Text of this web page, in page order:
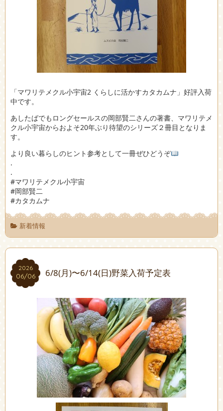
「マワリテメクル小宇宙2 くらしに活かすカタカムナ」好評入荷
中です。
あしたばでもロングセールスの岡部賢二さんの著書、マワリテメ
クル小宇宙からおよそ20年ぶり待望のシリーズ２冊目となりま
す。
より良い暮らしのヒント参考として一冊ぜひどうぞ
.
.
#マワリテメクル小宇宙
#岡部賢二
#カタカムナ
新着情報
2026
06/06
2026
06/06 6/8(月)〜6/14(日)野菜入荷予定表